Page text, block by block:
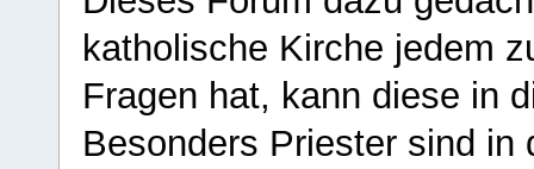
katholische Kirche jedem
Fragen hat, kann diese in
Besonders Priester sind in